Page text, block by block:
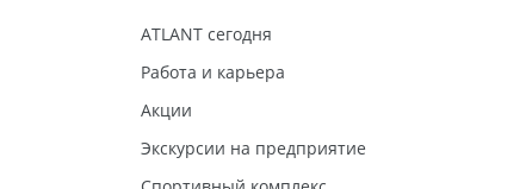
ATLANT сегодня
Работа и карьера
Акции
Экскурсии на предприятие